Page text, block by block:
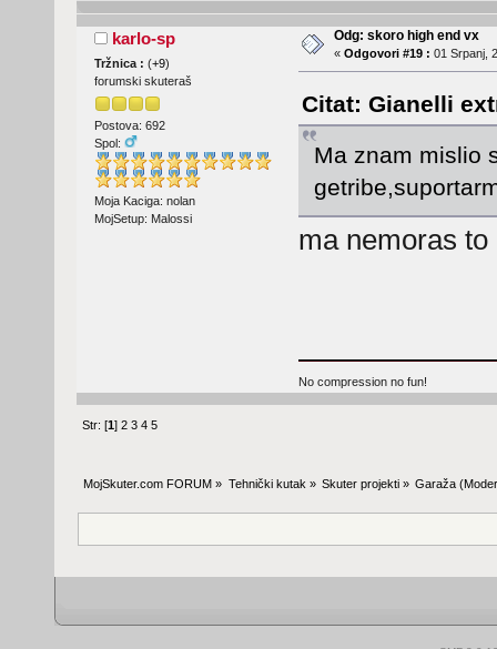
karlo-sp
Tržnica : (+9)
forumski skuteraš
Postova: 692
Spol:
Moja Kaciga: nolan
MojSetup: Malossi
Odg: skoro high end vx
« Odgovori #19 : 01 Srpanj,
Citat: Gianelli
Ma znam mislio
ma nemoras
No compression no fun!
Str: [1]2 3 4 5
MojSkuter.com FORUM » Tehnički kutak» Skuter projekti» Garaža